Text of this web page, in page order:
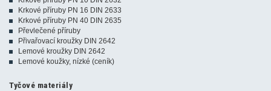
Krkové příruby PN 16 DIN 2633
Krkové příruby PN 40 DIN 2635
Převlečené příruby
Přivařovací kroužky DIN 2642
Lemové kroužky DIN 2642
Lemové koužky, nízké (ceník)
Tyčové materiály